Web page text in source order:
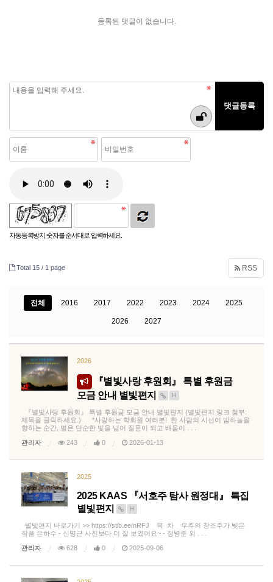
등록된 댓글이 없습니다.
자동등록방지 숫자를 순서대로 입력하세요.
Total 15 / 1 page RSS
전체 2016 2017 2022 2023 2024 2025
2026 2027
2026
『별빛사랑 후원회』 특별 후원금
모금 안내 별빛편지
H
『별빛사랑 후원회』 특별 후원금 모금 안내 별빛편지 (별빛편지 링크 첨부:
제목을 클릭하세요.) *사랑하는 학회원 여러분! 한 사람의 시선이 밤하늘을
향하는 순간, 별은 단순한 빛을 넘어 질문이 되고 배움이 . . .
관리자
243 0 2026-01-13
2025
2025 KAAS 『서호주 탐사 원정대』 특집
별빛편지
H
별빛편지 바로가기 >> https://stib.ee/nRFJ 목 차 우주의 창조주가 빚은
작품 은하수 - 신명근 사진보다 더 잘 보였어요~ - 정병준 외 . . .
관리자
628 0 2025-09-06